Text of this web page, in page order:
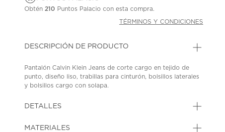
Obtén 210 Puntos Palacio con esta compra.
TÉRMINOS Y CONDICIONES
DESCRIPCIÓN DE PRODUCTO
Pantalón Calvin Klein Jeans de corte cargo en tejido de
punto, diseño liso, trabillas para cinturón, bolsillos laterales
y bolsillos cargo con solapa.
DETALLES
MATERIALES